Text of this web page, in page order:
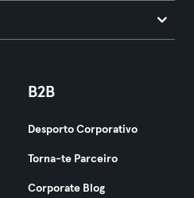
B2B
Desporto Corporativo
Torna-te Parceiro
Corporate Blog